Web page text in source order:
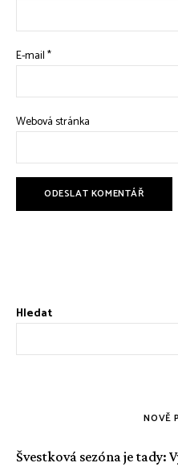
E-mail*
Webová stránka
Hledat
NOVĚ
Švestková sezóna je tady: